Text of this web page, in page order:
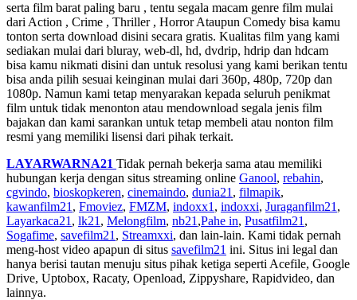
serta film barat paling baru , tentu segala macam genre film mulai
dari Action , Crime , Thriller , Horror Ataupun Comedy bisa kamu
tonton serta download disini secara gratis. Kualitas film yang kami
sediakan mulai dari bluray, web-dl, hd, dvdrip, hdrip dan hdcam
bisa kamu nikmati disini dan untuk resolusi yang kami berikan tentu
bisa anda pilih sesuai keinginan mulai dari 360p, 480p, 720p dan
1080p. Namun kami tetap menyarakan kepada seluruh penikmat
film untuk tidak menonton atau mendownload segala jenis film
bajakan dan kami sarankan untuk tetap membeli atau nonton film
resmi yang memiliki lisensi dari pihak terkait.
LAYARWARNA21 Tidak pernah bekerja sama atau memiliki
hubungan kerja dengan situs streaming online Ganool, rebahin,
cgvindo, bioskopkeren, cinemaindo, dunia21 , filmapik,
kawanfilm21 , Fmoviez, FMZM, indoxx1 , indoxxi, Juraganfilm21 ,
Layarkaca21 , lk21 , Melongfilm, nb21 ,Pahe in, Pusatfilm21 ,
Sogafime, savefilm21 , Streamxxi, dan lain-lain. Kami tidak pernah
meng-host video apapun di situs savefilm21 ini. Situs ini legal dan
hanya berisi tautan menuju situs pihak ketiga seperti Acefile, Google
Drive, Uptobox, Racaty, Openload, Zippyshare, Rapidvideo, dan
lainnya.